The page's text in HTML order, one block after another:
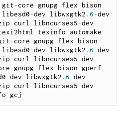
git-core gnupg flex bison
libesd0-dev libwxgtk2 . 6-dev
curl libncurses5-dev
texinfo automake
-core gnupg flex bison
libesd0-dev libwxgtk2 . 6-dev
curl libncurses5-dev
gnupg flex bison gperf
-dev libwxgtk2 . 6-dev
curl libncurses5-dev
gcj